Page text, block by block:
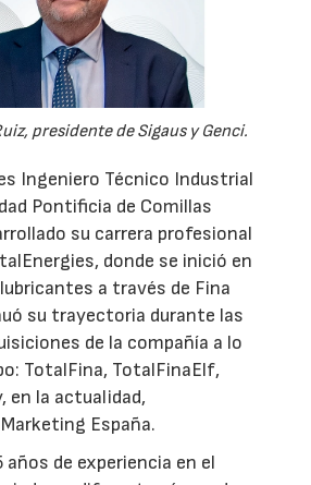
presidente de Sigaus y Genci.
Ingeniero Técnico Industrial
Pontificia de Comillas
su carrera profesional
donde se inició en
a través de Fina
su trayectoria durante las
de la compañía a lo
TotalFina, TotalFinaElf,
en la actualidad,
España.
años de experiencia en el